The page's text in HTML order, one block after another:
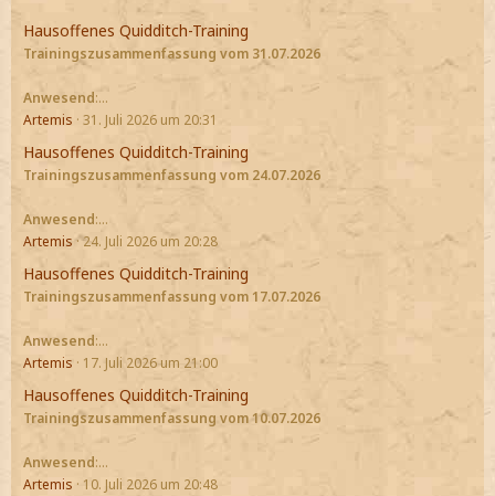
Hausoffenes Quidditch-Training
Trainingszusammenfassung vom 31.07.2026
Anwesend:…
Artemis 31. Juli 2026 um 20:31
Hausoffenes Quidditch-Training
Trainingszusammenfassung vom 24.07.2026
Anwesend:…
Artemis 24. Juli 2026 um 20:28
Hausoffenes Quidditch-Training
Trainingszusammenfassung vom 17.07.2026
Anwesend:…
Artemis
17. Juli 2026 um 21:00
Hausoffenes Quidditch-Training
Trainingszusammenfassung vom 10.07.2026
Anwesend:…
Artemis
10. Juli 2026 um 20:48